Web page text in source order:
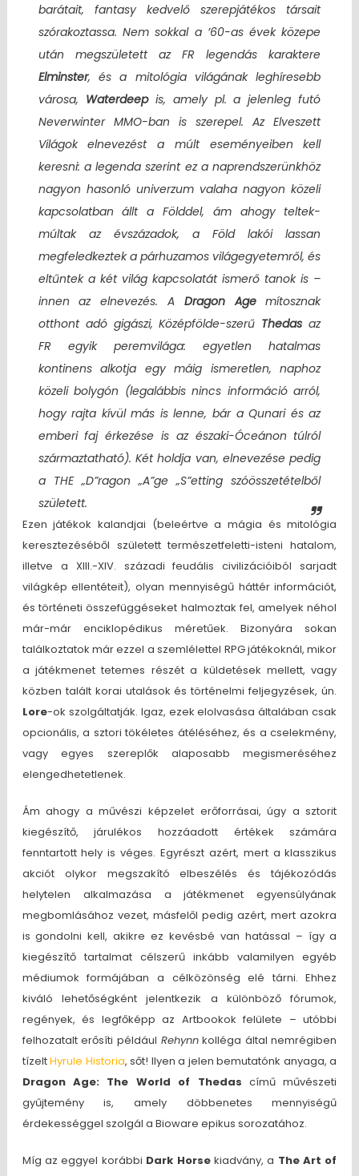
barátait, fantasy kedvelő szerepjátékos társait
szórakoztassa. Nem sokkal a ’60-as évek közepe
után megszületett az FR legendás karaktere
Elminster, és a mitológia világának leghíresebb
városa, Waterdeepis, amely pl. a jelenleg futó
Neverwinter MMO-ban is szerepel. Az Elveszett
Világok elnevezést a múlt eseményeiben kell
keresni: a legenda szerint ez a naprendszerünkhöz
nagyon hasonló univerzum valaha nagyon közeli
kapcsolatban állt a Földdel, ám ahogy teltek-
múltak az évszázadok, a Föld lakói lassan
megfeledkeztek a párhuzamos világegyetemről, és
eltűntek a két világ kapcsolatát ismerő tanok is –
innen az elnevezés. A Dragon Agemítosznak
otthont adó gigászi, Középfölde-szerű Thedas az
FR egyik peremvilága: egyetlen hatalmas
kontinens alkotja egy máig ismeretlen, naphoz
közeli bolygón (legalábbis nincs információ arról,
hogy rajta kívül más is lenne, bár a Qunari és az
emberi faj érkezése is az északi-Óceánon túlról
származtatható). Két holdja van, elnevezése pedig
a THE „D”ragon „A”ge „S”etting szóösszetételből
született.
Ezen játékok kalandjai (beleértve a mágia és mitológia
keresztezéséből született természetfeletti-isteni hatalom,
illetve a XIII.-XIV. századi feudális civilizációiból sarjadt
világkép ellentéteit), olyan mennyiségű háttér információt,
és történeti összefüggéseket halmoztak fel, amelyek néhol
már-már enciklopédikus méretűek. Bizonyára sokan
találkoztatok már ezzel a szemlélettel RPG játékoknál, mikor
a játékmenet tetemes részét a küldetések mellett, vagy
közben talált korai utalások és történelmi feljegyzések, ún.
Lore-ok szolgáltatják. Igaz, ezek elolvasása általában csak
opcionális, a sztori tökéletes átéléséhez, és a cselekmény,
vagy egyes szereplők alaposabb megismeréséhez
elengedhetetlenek.
Ám ahogy a művészi képzelet erőforrásai, úgy a sztorit
kiegészítő, járulékos hozzáadott értékek számára
fenntartott hely is véges. Egyrészt azért, mert a klasszikus
akciót olykor megszakító elbeszélés és tájékozódás
helytelen alkalmazása a játékmenet egyensúlyának
megbomlásához vezet, másfelől pedig azért, mert azokra
is gondolni kell, akikre ez kevésbé van hatással – így a
kiegészítő tartalmat célszerű inkább valamilyen egyéb
médiumok formájában a célközönség elé tárni. Ehhez
kiváló lehetőségként jelentkezik a különböző fórumok,
regények, és legfőképp az Artbookok felülete – utóbbi
felhozatalt erősíti például Rehynnkolléga által nemrégiben
tízeltHyrule Historia, sőt! Ilyen a jelen bemutatónk anyaga, a
Dragon Age: The World of Thedas című művészeti
gyűjtemény is, amely döbbenetes mennyiségű
érdekességgel szolgál a Bioware epikus sorozatához.
Míg az eggyel korábbi Dark Horsekiadvány, a The Art of